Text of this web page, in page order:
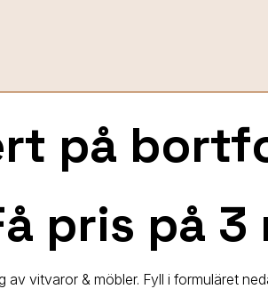
på
pris på
vitvaror & möbler. Fyll i formuläret